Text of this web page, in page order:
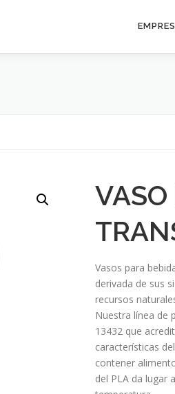
Vasos para
derivada de sus
recursos
Nuestra línea de
13432 que
características
contener
del PLA da lugar